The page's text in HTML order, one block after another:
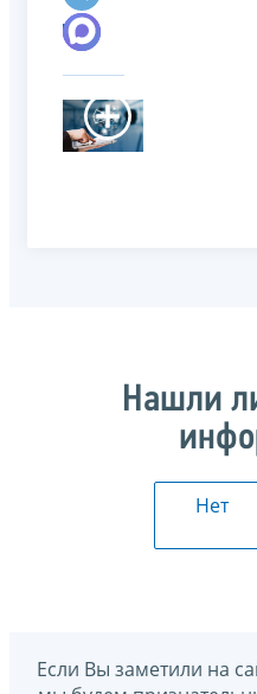
Нашли
Нет
Если Вы заметили на